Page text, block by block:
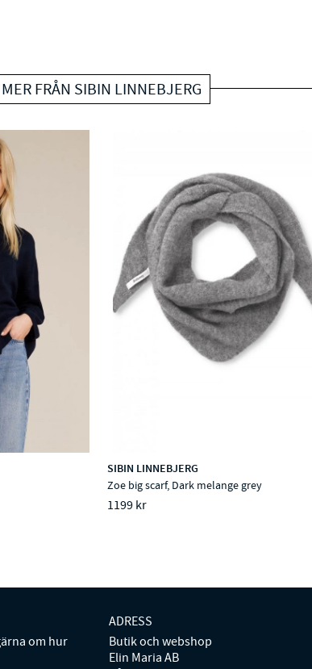
MER FRÅN SIBIN LINNEBJERG
SIBIN LINNEBJERG
Zoe big scarf, Dark melange grey
1199 kr
om hur
ADRESS
Butik och webshop
Elin Maria AB